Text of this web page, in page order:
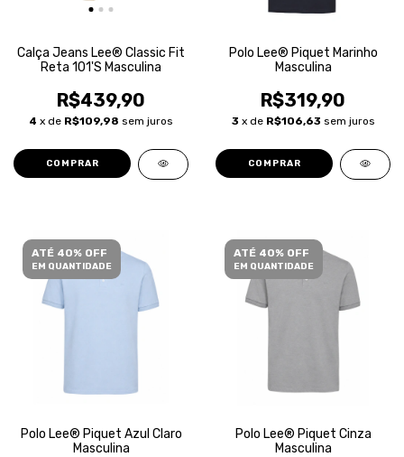
Calça Jeans Lee® Classic Fit
Reta 101'S Masculina
R$439,90
4 x de R$109,98 sem juros
COMPRAR
Polo Lee® Piquet Marinho
Masculina
R$319,90
3 x de R$106,63 sem juros
COMPRAR
ATÉ 40% OFF
EM QUANTIDADE
Polo Lee® Piquet Azul Claro
Masculina
ATÉ 40% OFF
EM QUANTIDADE
Polo Lee® Piquet Cinza
Masculina